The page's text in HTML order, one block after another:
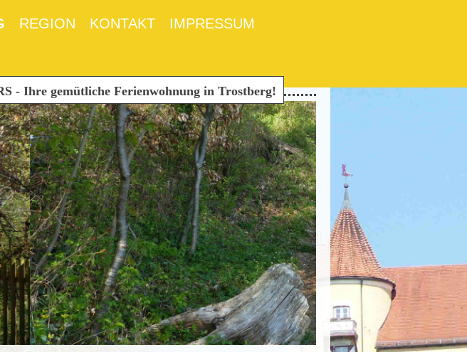
REGION KONTAKT IMPRESSUM
Ihre gemütliche Ferienwohnung in Trostberg!